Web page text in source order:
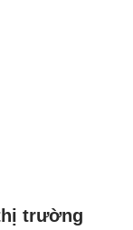
trường